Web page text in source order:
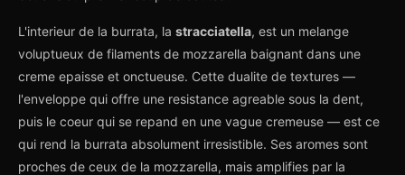
L'interieur de la burrata, la stracciatella, est un melange
voluptueux de filaments de mozzarella baignant dans une
creme epaisse et onctueuse. Cette dualite de textures —
l'enveloppe qui offre une resistance agreable sous la dent,
puis le coeur qui se repand en une vague cremeuse — est ce
qui rend la burrata absolument irresistible. Ses aromes sont
proches de ceux de la mozzarella, mais amplifies par la